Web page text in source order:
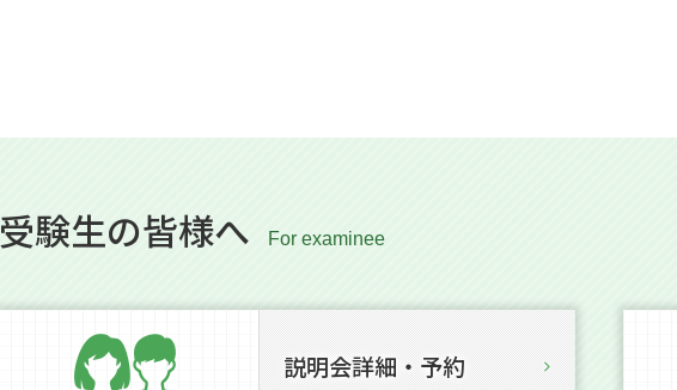
受験生の皆様へ
説明会詳細・予約